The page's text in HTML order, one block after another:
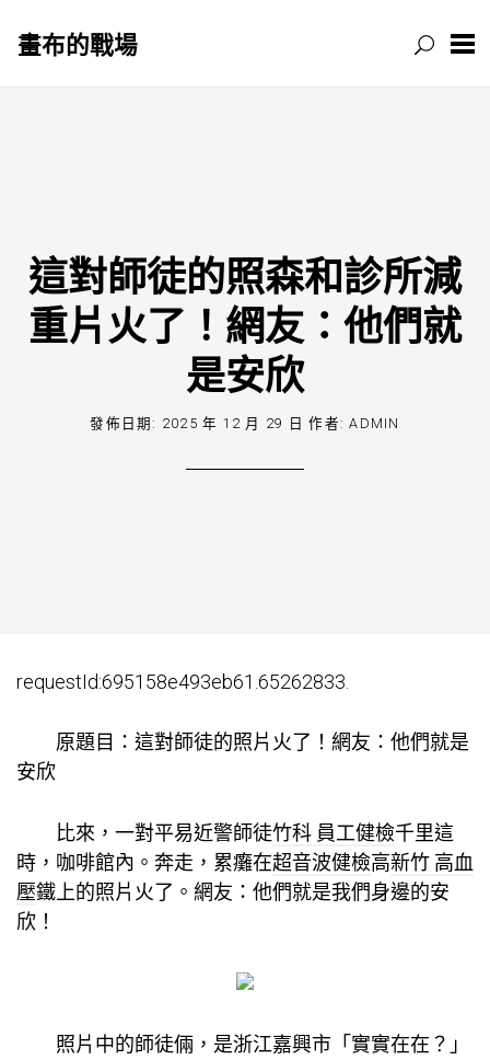
畫布的戰場
這對師徒的照森和診所減
重片火了！網友：他們就
是安欣
發佈日期: 2025 年 12 月 29 日 作者:ADMIN
requestId:695158e493eb61.65262833.
原題目：這對師徒的照片火了！網友：他們就是
安欣
比來，一對平易近警師徒竹科 員工健檢千里這
時，咖啡館內。奔走，累癱在超音波健檢高新竹 高血
壓鐵上的照片火了。網友：他們就是我們身邊的安
欣！
照片中的師徒倆，是浙江嘉興市「實實在在？」